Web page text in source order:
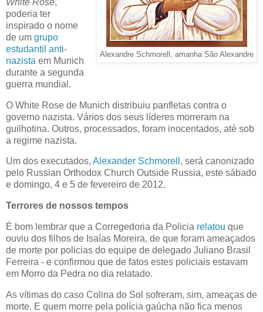
Alexandre Schmorell, amanha São Alexandre
poderia ter
inspirado o nome
de um grupo
estudantil anti-
nazista em Munich
durante a segunda
guerra mundial.
O White Rose de Munich distribuiu panfletas contra o
governo nazista. Vários dos seus líderes morreram na
guilhotina. Outros, processados, foram inocentados, até sob
a regime nazista.
Um dos executados, Alexander Schmorell , será canonizado
pelo Russian Orthodox Church Outside Russia, este sábado
e domingo, 4 e 5 de fevereiro de 2012.
Terrores de nossos tempos
É bom lembrar que a Corregedoria da Policia relatou que
ouviu dos filhos de Isaías Moreira, de que foram ameaçados
de morte por policias do equipe de delegado Juliano Brasil
Ferreira - e confirmou que de fatos estes policiais estavam
em Morro da Pedra no dia relatado.
As vítimas do caso Colina do Sol sofreram, sim, ameaças de
morte. E quem morre pela polícia gaúcha não fica menos